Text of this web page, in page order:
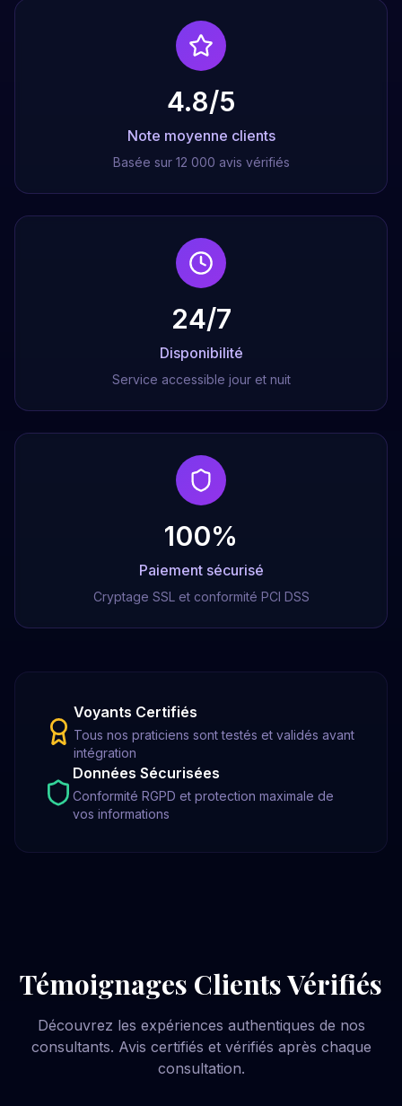
4.8/5
Note moyenne clients
Basée sur 12 000 avis vérifiés
24/7
Disponibilité
Service accessible jour et nuit
100%
Paiement sécurisé
Cryptage SSL et conformité PCI DSS
Voyants Certifiés
Tous nos praticiens sont testés et validés avant
intégration
Données Sécurisées
Conformité RGPD et protection maximale de
vos informations
Témoignages Clients Vérifiés
Découvrez les expériences authentiques de nos
consultants. Avis certifiés et vérifiés après chaque
consultation.